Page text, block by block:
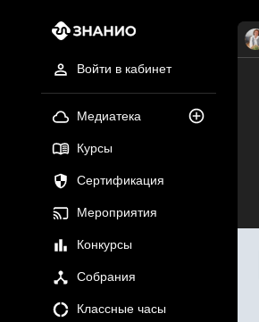
Войти в кабинет
Медиатека
Курсы
Сертификация
Мероприятия
Конкурсы
Собрания
Классные часы